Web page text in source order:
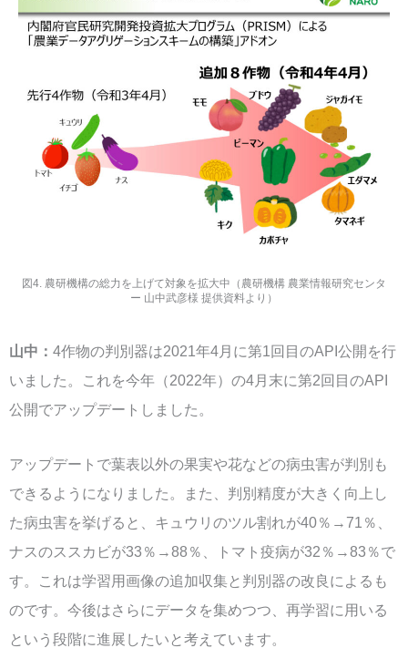
図4. 農研機構の総力を上げて対象を拡大中（農研機構 農業情報研究センタ
ー 山中武彦様 提供資料より）
山中： 4作物の判別器は2021年4月に第1回目のAPI公開を行
いました。これを今年（2022年）の4月末に第2回目のAPI
公開でアップデートしました。
アップデートで葉表以外の果実や花などの病虫害が判別も
できるようになりました。また、判別精度が大きく向上し
た病虫害を挙げると、キュウリのツル割れが40％→71％、
ナスのススカビが33％→88％、トマト疫病が32％→83％で
す。これは学習用画像の追加収集と判別器の改良によるも
のです。今後はさらにデータを集めつつ、再学習に用いる
という段階に進展したいと考えています。